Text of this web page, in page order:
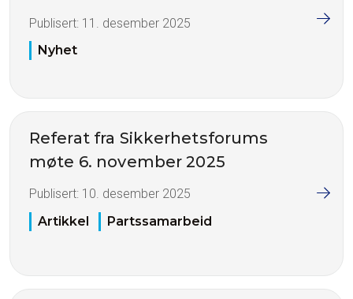
Publisert: 11. desember 2025
Nyhet
Referat fra Sikkerhetsforums
møte 6. november 2025
Publisert: 10. desember 2025
Artikkel
Partssamarbeid